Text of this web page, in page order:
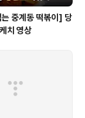
중계동 떡볶이] 당
치 영상